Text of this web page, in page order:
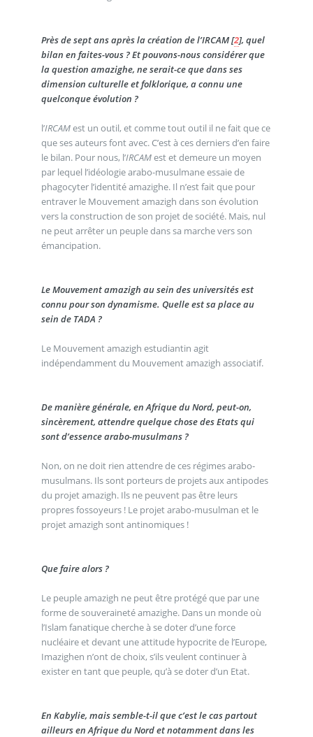
Près de sept ans après la création de l’IRCAM[2], quel
bilan en faites-vous ? Et pouvons-nous considérer que
la question amazighe, ne serait-ce que dans ses
dimension culturelle et folklorique, a connu une
quelconque évolution ?
l’IRCAMest un outil, et comme tout outil il ne fait que ce
que ses auteurs font avec. C’est à ces derniers d’en faire
le bilan. Pour nous, l’IRCAMest et demeure un moyen
par lequel l’idéologie arabo-musulmane essaie de
phagocyter l’identité amazighe. Il n’est fait que pour
entraver le Mouvement amazigh dans son évolution
vers la construction de son projet de société. Mais, nul
ne peut arrêter un peuple dans sa marche vers son
émancipation.
Le Mouvement amazigh au sein des universités est
connu pour son dynamisme. Quelle est sa place au
sein de TADA ?
Le Mouvement amazigh estudiantin agit
indépendamment du Mouvement amazigh associatif.
De manière générale, en Afrique du Nord, peut-on,
sincèrement, attendre quelque chose des Etats qui
sont d’essence arabo-musulmans ?
Non, on ne doit rien attendre de ces régimes arabo-
musulmans. Ils sont porteurs de projets aux antipodes
du projet amazigh. Ils ne peuvent pas être leurs
propres fossoyeurs ! Le projet arabo-musulman et le
projet amazigh sont antinomiques !
Que faire alors ?
Le peuple amazigh ne peut être protégé que par une
forme de souveraineté amazighe. Dans un monde où
l’Islam fanatique cherche à se doter d’une force
nucléaire et devant une attitude hypocrite de l’Europe,
Imazighen n’ont de choix, s’ils veulent continuer à
exister en tant que peuple, qu’à se doter d’un Etat.
En Kabylie, mais semble-t-il que c’est le cas partout
ailleurs en Afrique du Nord et notamment dans les